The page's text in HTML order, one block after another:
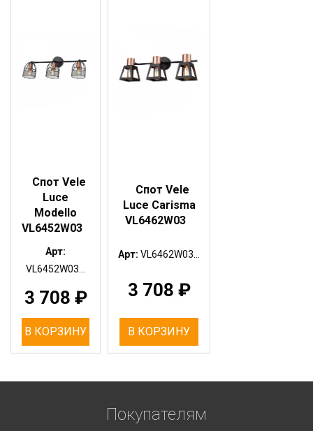
Спот Vele
Luce
Modello
VL6452W03
Арт:
VL6452W03...
3 708 ₽
В КОРЗИНУ
Спот Vele
Luce Carisma
VL6462W03
Арт: VL6462W03...
3 708 ₽
В КОРЗИНУ
Покупателям